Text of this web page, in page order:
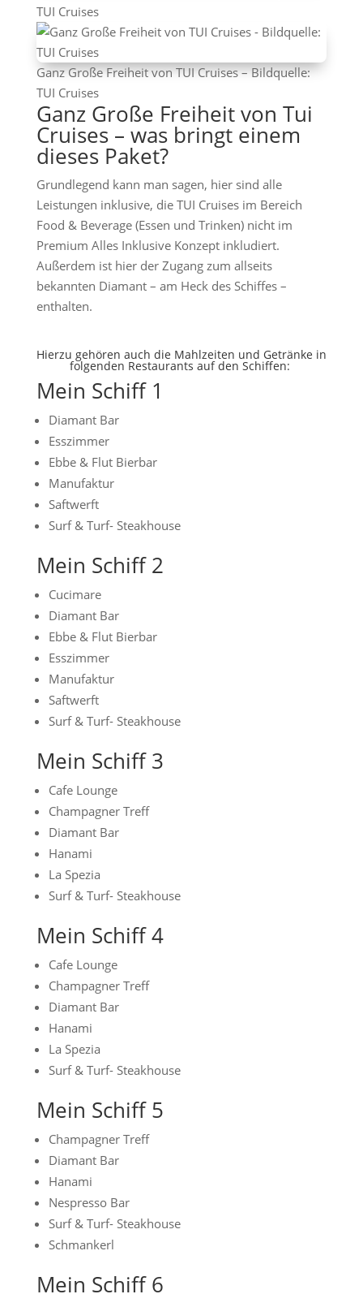
TUI Cruises
Ganz Große Freiheit von TUI Cruises – Bildquelle:
TUI Cruises
Ganz Große Freiheit von Tui
Cruises – was bringt einem
dieses Paket?
Grundlegend kann man sagen, hier sind alle
Leistungen inklusive, die TUI Cruises im Bereich
Food & Beverage (Essen und Trinken) nicht im
Premium Alles Inklusive Konzept inkludiert.
Außerdem ist hier der Zugang zum allseits
bekannten Diamant – am Heck des Schiffes –
enthalten.
Hierzu gehören auch die Mahlzeiten und Getränke in
folgenden Restaurants auf den Schiffen:
Mein Schiff 1
Diamant Bar
Esszimmer
Ebbe & Flut Bierbar
Manufaktur
Saftwerft
Surf & Turf- Steakhouse
Mein Schiff 2
Cucimare
Diamant Bar
Ebbe & Flut Bierbar
Esszimmer
Manufaktur
Saftwerft
Surf & Turf- Steakhouse
Mein Schiff 3
Cafe Lounge
Champagner Treff
Diamant Bar
Hanami
La Spezia
Surf & Turf- Steakhouse
Mein Schiff 4
Cafe Lounge
Champagner Treff
Diamant Bar
Hanami
La Spezia
Surf & Turf- Steakhouse
Mein Schiff 5
Champagner Treff
Diamant Bar
Hanami
Nespresso Bar
Surf & Turf- Steakhouse
Schmankerl
Mein Schiff 6